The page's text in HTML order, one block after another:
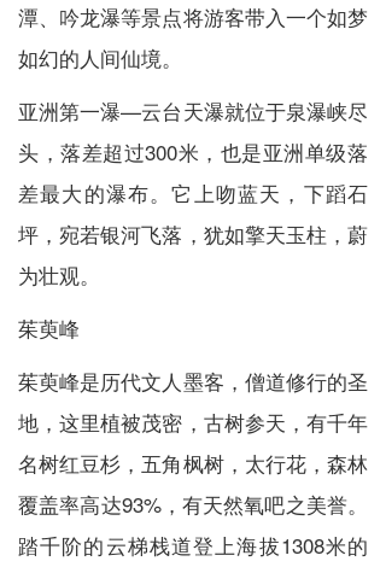
潭、吟龙瀑等景点将游客带入一个如梦
如幻的人间仙境。
亚洲第一瀑—云台天瀑就位于泉瀑峡尽
头，落差超过300米，也是亚洲单级落
差最大的瀑布。它上吻蓝天，下蹈石
坪，宛若银河飞落，犹如擎天玉柱，蔚
为壮观。
茱萸峰
茱萸峰是历代文人墨客，僧道修行的圣
地，这里植被茂密，古树参天，有千年
名树红豆杉，五角枫树，太行花，森林
覆盖率高达93%，有天然氧吧之美誉。
踏千阶的云梯栈道登上海拔1308米的